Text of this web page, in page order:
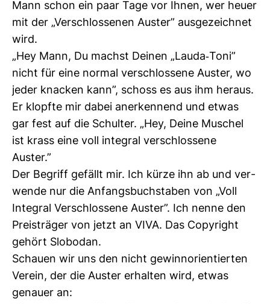
Mann schon ein paar Tage vor Ihnen, wer heuer
mit der „Ver­schlos­senen Auster” aus­ge­zeichnet
wird.
„Hey Mann, Du machst Deinen „Lauda-​Toni”
nicht für eine normal ver­schlos­sene Auster, wo
jeder kna­cken kann”, schoss es aus ihm heraus.
Er klopfte mir dabei aner­ken­nend und etwas
gar fest auf die Schulter. „Hey, Deine Muschel
ist krass eine voll inte­gral ver­schlos­sene
Auster.”
Der Begriff gefällt mir. Ich kürze ihn ab und ver­
wende nur die Anfangs­buch­staben von „Voll
Inte­gral Ver­schlos­sene Auster”. Ich nenne den
Preis­träger von jetzt an VIVA. Das Copy­right
gehört Slobodan.
Schauen wir uns den nicht gewinn­ori­en­tierten
Verein, der die Auster erhalten wird, etwas
genauer an: